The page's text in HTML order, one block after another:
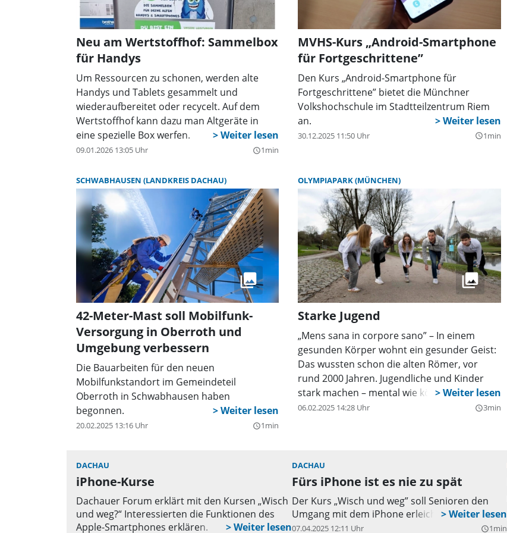
Neu am Wertstoffhof: Sammelbox
für Handys
Um Ressourcen zu schonen, werden alte
Handys und Tablets gesammelt und
wiederaufbereitet oder recycelt. Auf dem
Wertstoffhof kann dazu man Altgeräte in
eine spezielle Box werfen.
09.01.2026 13:05 Uhr query_builder1min
MVHS-Kurs „Android-Smartphone
für Fortgeschrittene”
Den Kurs „Android-Smartphone für
Fortgeschrittene” bietet die Münchner
Volkshochschule im Stadtteilzentrum Riem
an.
30.12.2025 11:50 Uhr query_builder1min
SCHWABHAUSEN (LANDKREIS DACHAU)
42-Meter-Mast soll Mobilfunk-
Versorgung in Oberroth und
Umgebung verbessern
Die Bauarbeiten für den neuen
Mobilfunkstandort im Gemeindeteil
Oberroth in Schwabhausen haben
begonnen.
20.02.2025 13:16 Uhr query_builder1min
OLYMPIAPARK (MÜNCHEN)
Starke Jugend
„Mens sana in corpore sano” – In einem
gesunden Körper wohnt ein gesunder Geist:
Das wussten schon die alten Römer, vor
rund 2000 Jahren. Jugendliche und Kinder
stark machen – mental wie körperlich – das
möchte im Hier und Jetzt der neue Mental-
Stationen vor allem der Jugend Tipps für den
Umgang mit mentalen Problemen, wie
beispielsweise Isolation und Ängsten,
gegeben. Zusätzlich präsentieren an den
Standorten Vorbilder aus Sport und
06.02.2025 14:28 Uhr query_builder3min
DACHAU
iPhone-Kurse
Dachauer Forum erklärt mit den Kursen „Wisch
und weg?“ Interessierten die Funktionen des
Apple-Smartphones erklären.
DACHAU
Fürs iPhone ist es nie zu spät
Der Kurs „Wisch und weg” soll Senioren den
Umgang mit dem iPhone erleichtern.
07.04.2025 12:11 Uhr query_builder1min